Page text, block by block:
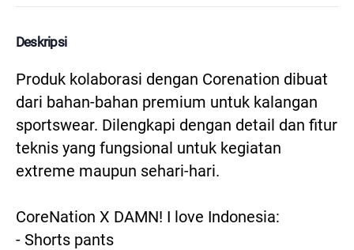
Deskripsi
Produk kolaborasi dengan Corenation dibuat
dari bahan-bahan premium untuk kalangan
sportswear. Dilengkapi dengan detail dan fitur
teknis yang fungsional untuk kegiatan
extreme maupun sehari-hari.
CoreNation X DAMN! I love Indonesia:
- Shorts pants